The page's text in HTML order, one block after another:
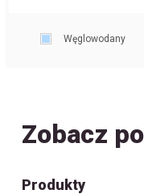
Węglowodany
Zobacz
Produkty